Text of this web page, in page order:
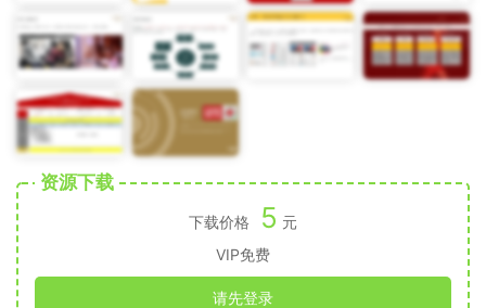
资源下载
下载价格 5 元
VIP免费
请先登录